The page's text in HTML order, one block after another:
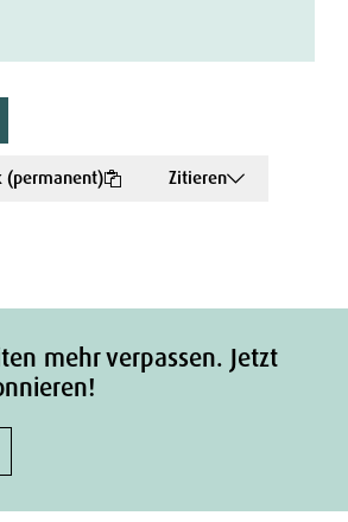
(permanent) Zitieren
mehr verpassen. Jetzt